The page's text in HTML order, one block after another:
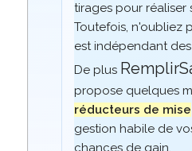
tirages pour réaliser
Toutefois, n'oubliez
est indépendant
De plus
propose quelques
réducteurs de mise
gestion habile de
chances de gain.